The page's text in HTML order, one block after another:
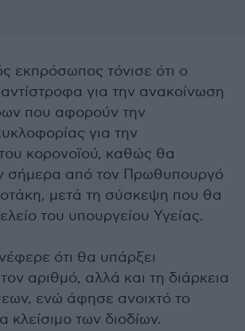
εκπρόσωπος τόνισε ότι ο
για την ανακοίνωση
που αφορούν την
για την
κορονοϊού, καθώς θα
σήμερα από τον Πρωθυπουργό
μετά τη σύσκεψη που θα
του υπουργείου Υγείας.
ότι θα υπάρξει
αριθμό, αλλά και τη διάρκεια
ενώ άφησε ανοιχτό το
κλείσιμο των διοδίων.